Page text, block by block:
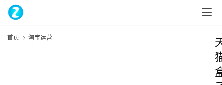
首页 淘宝运营